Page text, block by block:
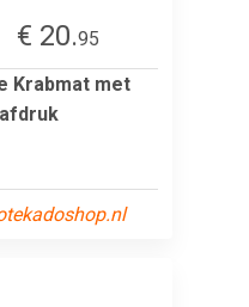
€ 20.95
Krabmat met